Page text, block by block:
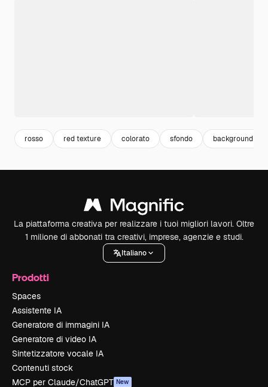
rosso red texture colorato sfondo background
La piattaforma creativa per realizzare i tuoi migliori lavori. Oltre
1 milione di abbonati tra creativi, imprese, agenzie e studi.
Italiano
Prodotti
Spaces
Assistente IA
Generatore di immagini IA
Generatore di video IA
Sintetizzatore vocale IA
Contenuti stock
MCP per Claude/ChatGPT New